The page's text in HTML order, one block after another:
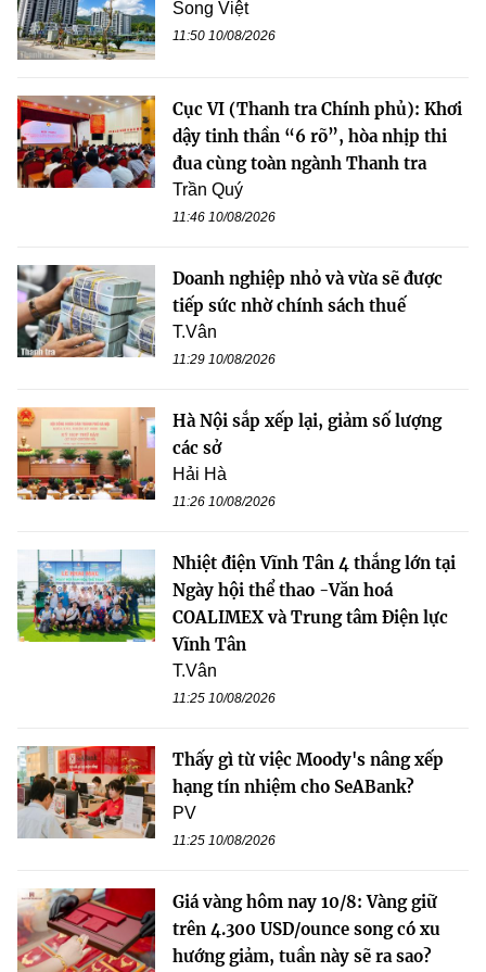
Song Việt
11:50 10/08/2026
Cục VI (Thanh tra Chính phủ): Khơi
dậy tinh thần “6 rõ”, hòa nhịp thi
đua cùng toàn ngành Thanh tra
Trần Quý
11:46 10/08/2026
Doanh nghiệp nhỏ và vừa sẽ được
tiếp sức nhờ chính sách thuế
T.Vân
11:29 10/08/2026
Hà Nội sắp xếp lại, giảm số lượng
các sở
Hải Hà
11:26 10/08/2026
Nhiệt điện Vĩnh Tân 4 thắng lớn tại
Ngày hội thể thao -Văn hoá
COALIMEX và Trung tâm Điện lực
Vĩnh Tân
T.Vân
11:25 10/08/2026
Thấy gì từ việc Moody's nâng xếp
hạng tín nhiệm cho SeABank?
PV
11:25 10/08/2026
Giá vàng hôm nay 10/8: Vàng giữ
trên 4.300 USD/ounce song có xu
hướng giảm, tuần này sẽ ra sao?